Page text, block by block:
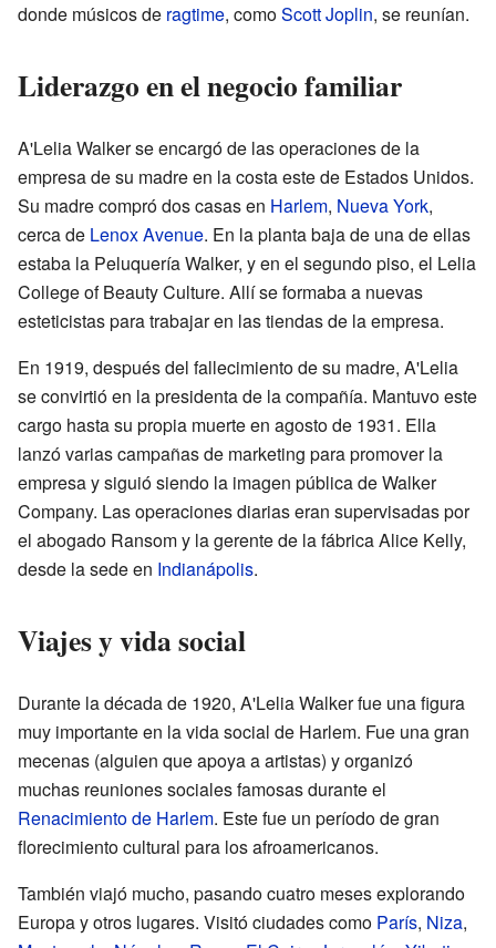
donde músicos de ragtime, comoScott Joplin, se reunían.
Liderazgo en el negocio familiar
A'Lelia Walker se encargó de las operaciones de la
empresa de su madre en la costa este de Estados Unidos.
Su madre compró dos casas en Harlem, Nueva York,
cerca de Lenox Avenue. En la planta baja de una de ellas
estaba la Peluquería Walker, y en el segundo piso, el Lelia
College of Beauty Culture. Allí se formaba a nuevas
esteticistas para trabajar en las tiendas de la empresa.
En 1919, después del fallecimiento de su madre, A'Lelia
se convirtió en la presidenta de la compañía. Mantuvo este
cargo hasta su propia muerte en agosto de 1931. Ella
lanzó varias campañas de marketing para promover la
empresa y siguió siendo la imagen pública de Walker
Company. Las operaciones diarias eran supervisadas por
el abogado Ransom y la gerente de la fábrica Alice Kelly,
desde la sede en Indianápolis.
Viajes y vida social
Durante la década de 1920, A'Lelia Walker fue una figura
muy importante en la vida social de Harlem. Fue una gran
mecenas (alguien que apoya a artistas) y organizó
muchas reuniones sociales famosas durante el
Renacimiento de Harlem. Este fue un período de gran
florecimiento cultural para los afroamericanos.
También viajó mucho, pasando cuatro meses explorando
Europa y otros lugares. Visitó ciudades como París, Niza,